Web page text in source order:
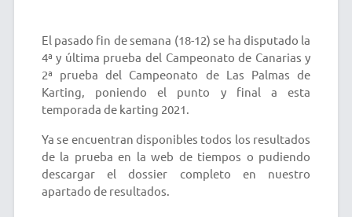
El pasado fin de semana (18-12) se ha disputado la
4ª y última prueba del Campeonato de Canarias y
2ª prueba del Campeonato de Las Palmas de
Karting, poniendo el punto y final a esta
temporada de karting 2021.
Ya se encuentran disponibles todos los resultados
de la prueba en la web de tiempos o pudiendo
descargar el dossier completo en nuestro
apartado de resultados.